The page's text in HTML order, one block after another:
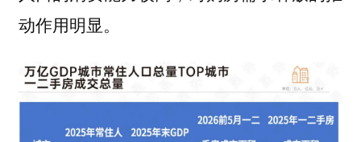
动作用明显。